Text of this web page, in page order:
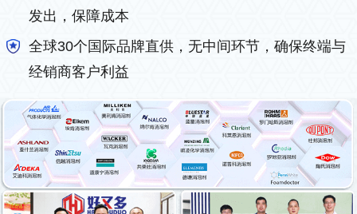
发出，保障成本
全球30个国际品牌直供，无中间环节，确保终端与
经销商客户利益